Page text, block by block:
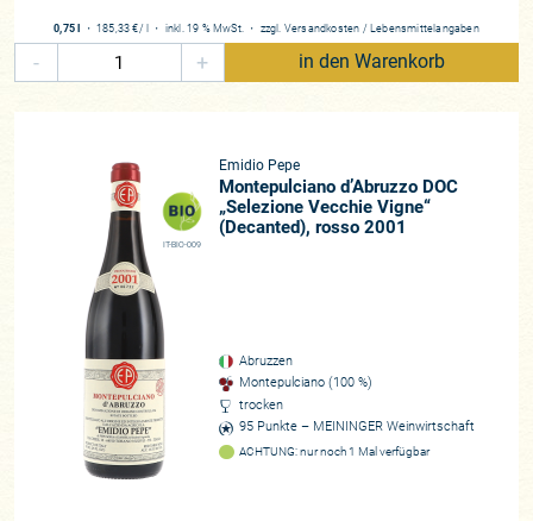
niedrig gehalten, um höchste Qualität zu sichern. Seit 2005
ist das Weingut nach Demeter-Richtlinien zertifiziert.
Ausbau – Handarbeit & Geduld
Bewahrung von Authentizität und Reinheit. Jede einzelne
Traube wird von Hand gelesen, wobei die weißen Sorten –
Trebbiano und Pecorino – traditionell in Holzbottichen mit
den Füßen gepresst werden.
Die roten Trauben des Montepulciano werden per Hand auf
Gittern entrappt – ein arbeitsintensiver, aber äußerst
schonender Prozess. Die anschließende Gärung erfolgt
spontan, ausschließlich in Glasballons oder in mit Glas
ausgekleideten Betontanks, ohne Temperaturkontrolle oder
Zugabe von Reinzuchthefen. Ebenso verzichtet das Weingut
vollständig auf Filtration, Schönung und den Ausbau im
Holzfass, um den puren Ausdruck der Traube und des
0,75 l ・ 185,33 €/ l ・ inkl. 19 % MwSt. ・ zzgl. Versandkosten / Lebensmittelangaben
- + in den Warenkorb
IT-BIO-009
Emidio Pepe
Montepulciano d’Abruzzo DOC
„Selezione Vecchie Vigne“
(Decanted), rosso 2001
Abruzzen
Montepulciano (100 %)
trocken
95 Punkte – MEININGER Weinwirtschaft
ACHTUNG: nur noch 1 Mal verfügbar